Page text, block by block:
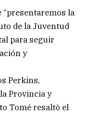
“presentaremos la
de la Juventud
para seguir
y
Perkins,
Provincia y
Tomé resaltò el